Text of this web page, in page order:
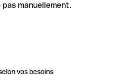
pas manuellement.
vos besoins